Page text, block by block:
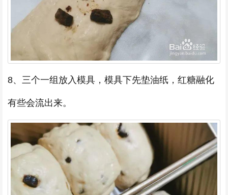
8、三个一组放入模具，模具下先垫油纸，红糖融化
有些会流出来。